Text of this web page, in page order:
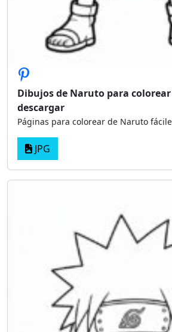
Dibujos de Naruto para
descargar
Páginas para colorear de Naruto
JPG